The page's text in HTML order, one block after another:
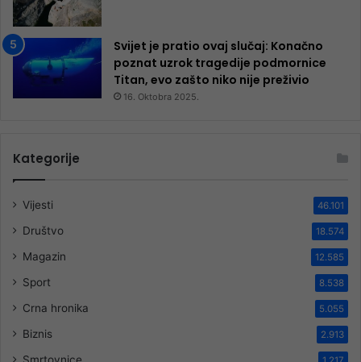
Svijet je pratio ovaj slučaj: Konačno
poznat uzrok tragedije podmornice
Titan, evo zašto niko nije preživio
16. Oktobra 2025.
Kategorije
Vijesti 46.101
Društvo 18.574
Magazin 12.585
Sport 8.538
Crna hronika 5.055
Biznis 2.913
Smrtovnice